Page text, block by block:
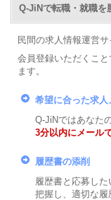
Q-JiNで転職・就職を
民間の求人情報運営
会員登録いただくこ
ます。
希望に合った求人
Q-JiNではあなた
3分以内にメール
履歴書の添削
履歴書と応募し
把握し、適切な履